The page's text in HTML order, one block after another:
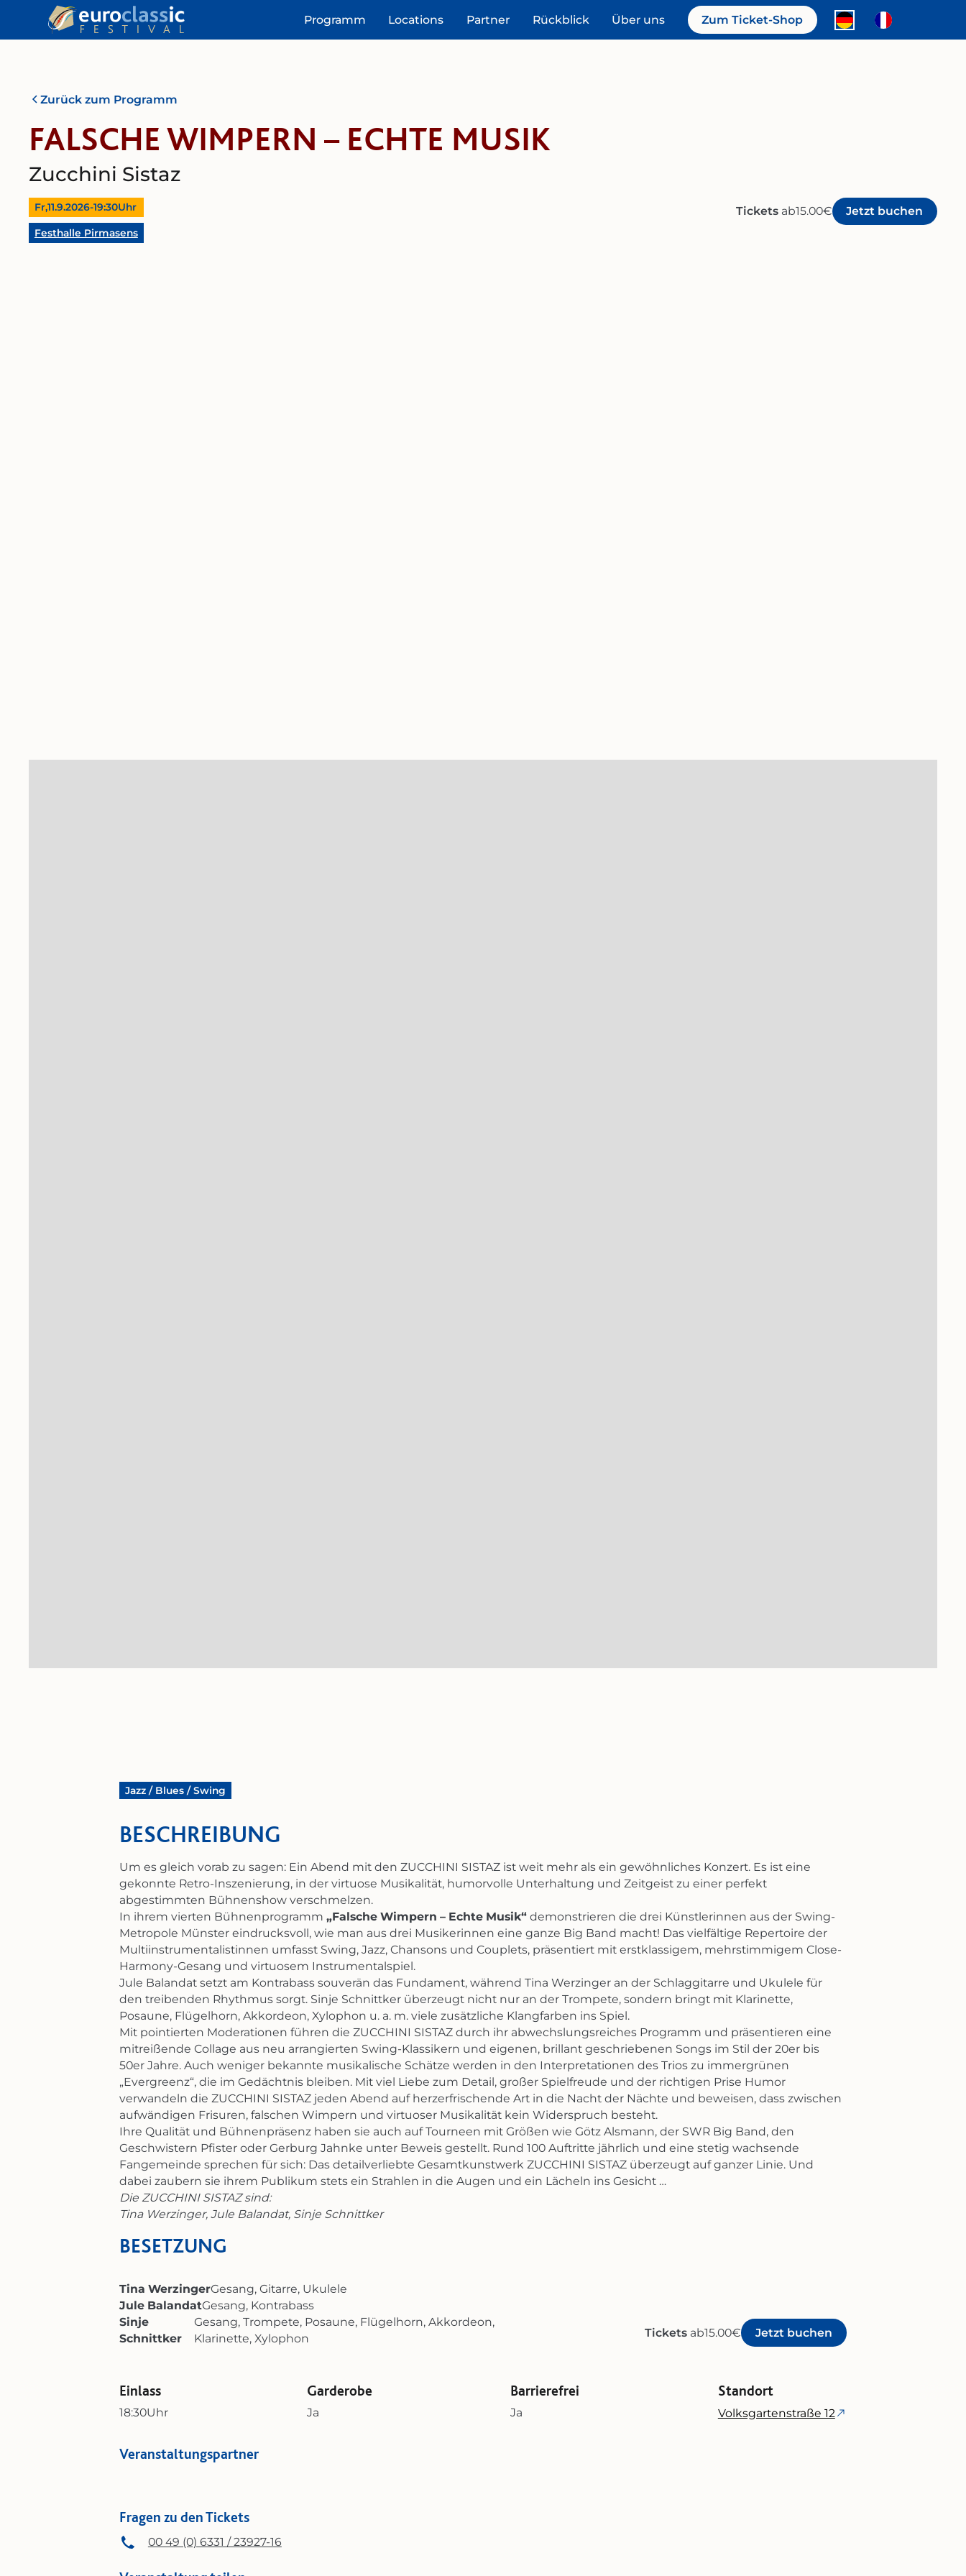
Programm Locations Partner Rückblick Über uns Zum Ticket-Shop
Zurück zum Programm
FALSCHE WIMPERN – ECHTE MUSIK
Zucchini Sistaz
Fr,11.9.2026-19:30Uhr
Festhalle Pirmasens
Tickets ab15.00€ Jetzt buchen
Jazz / Blues / Swing
BESCHREIBUNG
Um es gleich vorab zu sagen: Ein Abend mit den ZUCCHINI SISTAZ ist weit mehr als ein gewöhnliches Konzert. Es ist eine
gekonnte Retro-Inszenierung, in der virtuose Musikalität, humorvolle Unterhaltung und Zeitgeist zu einer perfekt
abgestimmten Bühnenshow verschmelzen.
In ihrem vierten Bühnenprogramm„Falsche Wimpern – Echte Musik“demonstrieren die drei Künstlerinnen aus der Swing-
Metropole Münster eindrucksvoll, wie man aus drei Musikerinnen eine ganze Big Band macht! Das vielfältige Repertoire der
Multiinstrumentalistinnen umfasst Swing, Jazz, Chansons und Couplets, präsentiert mit erstklassigem, mehrstimmigem Close-
Harmony-Gesang und virtuosem Instrumentalspiel.
Jule Balandat setzt am Kontrabass souverän das Fundament, während Tina Werzinger an der Schlaggitarre und Ukulele für
den treibenden Rhythmus sorgt. Sinje Schnittker überzeugt nicht nur an der Trompete, sondern bringt mit Klarinette,
Posaune, Flügelhorn, Akkordeon, Xylophon u. a. m. viele zusätzliche Klangfarben ins Spiel.
Mit pointierten Moderationen führen die ZUCCHINI SISTAZ durch ihr abwechslungsreiches Programm und präsentieren eine
mitreißende Collage aus neu arrangierten Swing-Klassikern und eigenen, brillant geschriebenen Songs im Stil der 20er bis
50er Jahre. Auch weniger bekannte musikalische Schätze werden in den Interpretationen des Trios zu immergrünen
„Evergreenz“, die im Gedächtnis bleiben. Mit viel Liebe zum Detail, großer Spielfreude und der richtigen Prise Humor
verwandeln die ZUCCHINI SISTAZ jeden Abend auf herzerfrischende Art in die Nacht der Nächte und beweisen, dass zwischen
aufwändigen Frisuren, falschen Wimpern und virtuoser Musikalität kein Widerspruch besteht.
Ihre Qualität und Bühnenpräsenz haben sie auch auf Tourneen mit Größen wie Götz Alsmann, der SWR Big Band, den
Geschwistern Pfister oder Gerburg Jahnke unter Beweis gestellt. Rund 100 Auftritte jährlich und eine stetig wachsende
Fangemeinde sprechen für sich: Das detailverliebte Gesamtkunstwerk ZUCCHINI SISTAZ überzeugt auf ganzer Linie. Und
dabei zaubern sie ihrem Publikum stets ein Strahlen in die Augen und ein Lächeln ins Gesicht …
Die ZUCCHINI SISTAZ sind:
Tina Werzinger, Jule Balandat, Sinje Schnittker
BESETZUNG
Tina WerzingerGesang, Gitarre, Ukulele
Jule BalandatGesang, Kontrabass
Sinje
Schnittker
Gesang, Trompete, Posaune, Flügelhorn, Akkordeon,
Klarinette, Xylophon
Tickets ab15.00€ Jetzt buchen
Einlass
18:30Uhr
Garderobe
Ja
Barrierefrei
Ja
Standort
Volksgartenstraße 12
Veranstaltungspartner
Fragen zu den Tickets
00 49 (0) 6331 / 23927-16